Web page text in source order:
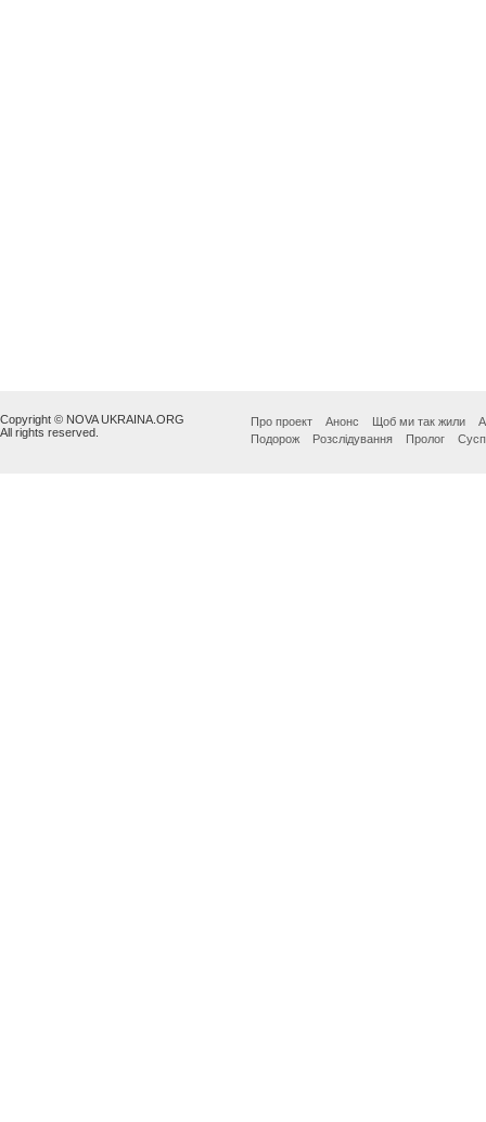
Copyright © NOVA UKRAINA.ORG
All rights reserved.
Про проект Анонс Щоб ми так жили
Подорож
Розслідування Пролог